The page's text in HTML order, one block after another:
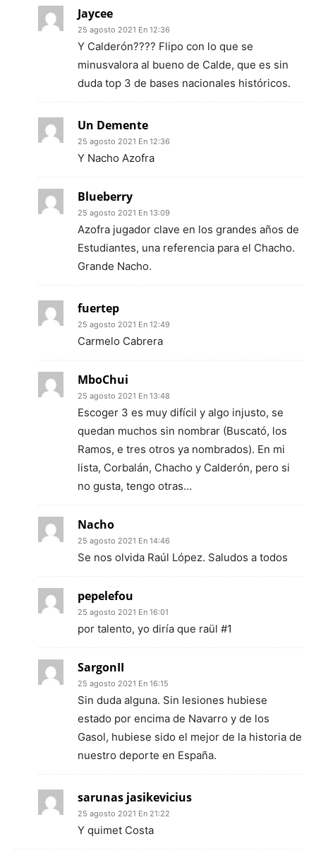
Jaycee
25 agosto 2021 En 12:36
Y Calderón???? Flipo con lo que se
minusvalora al bueno de Calde, que es sin
duda top 3 de bases nacionales históricos.
Un Demente
25 agosto 2021 En 12:36
Y Nacho Azofra
Blueberry
25 agosto 2021 En 13:09
Azofra jugador clave en los grandes años de
Estudiantes, una referencia para el Chacho.
Grande Nacho.
fuertep
25 agosto 2021 En 12:49
Carmelo Cabrera
MboChui
25 agosto 2021 En 13:48
Escoger 3 es muy difícil y algo injusto, se
quedan muchos sin nombrar (Buscató, los
Ramos, e tres otros ya nombrados). En mi
lista, Corbalán, Chacho y Calderón, pero si
no gusta, tengo otras…
Nacho
25 agosto 2021 En 14:46
Se nos olvida Raúl López. Saludos a todos
pepelefou
25 agosto 2021 En 16:01
por talento, yo diría que raül #1
SargonII
25 agosto 2021 En 16:15
Sin duda alguna. Sin lesiones hubiese
estado por encima de Navarro y de los
Gasol, hubiese sido el mejor de la historia de
nuestro deporte en España.
sarunas jasikevicius
25 agosto 2021 En 21:22
Y quimet Costa